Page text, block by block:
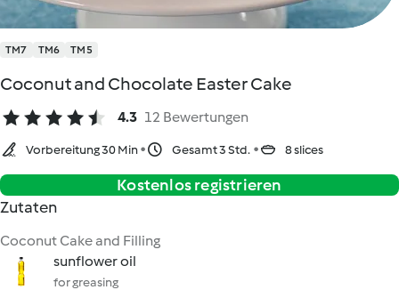
TM7 TM6 TM5
Coconut and Chocolate Easter Cake
4.3 12 Bewertungen
Vorbereitung 30 Min Gesamt 3 Std. 8 slices
Kostenlos registrieren
Zutaten
Coconut Cake and Filling
sunflower oil
for greasing